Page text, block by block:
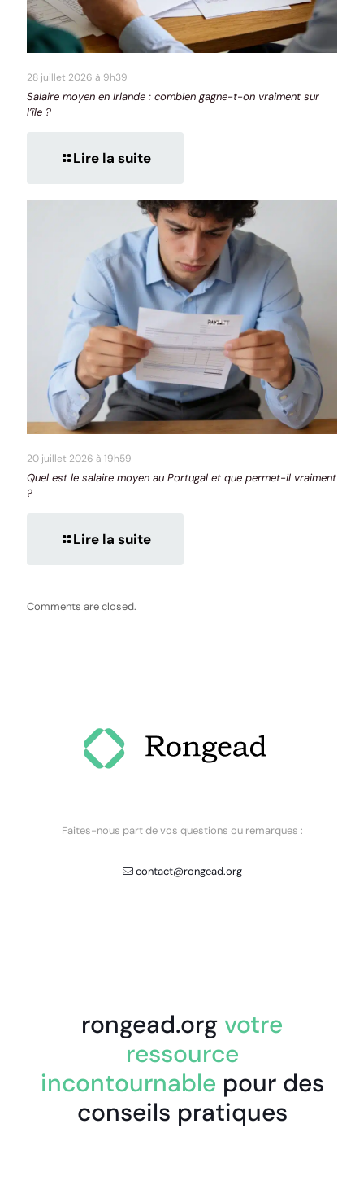
28 juillet 2026 à 9h39
Salaire moyen en Irlande : combien gagne-t-on vraiment sur
l’île ?
Lire la suite
20 juillet 2026 à 19h59
Quel est le salaire moyen au Portugal et que permet-il vraiment
?
Lire la suite
Comments are closed.
Faites-nous part de vos questions ou remarques :
contact@rongead.org
rongead.org votre
ressource
incontournable pour des
conseils pratiques